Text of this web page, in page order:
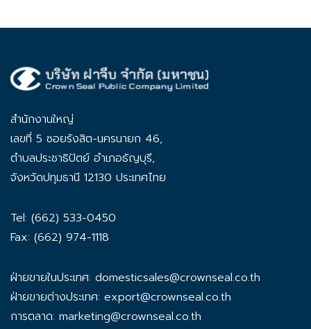
สำนักงานใหญ่
เลขที่ 5 ซอยรังสิต-นครนายก 46,
ตำบลประชาธิปัตย์ อำเภอธัญบุรี,
จังหวัดปทุมธานี 12130 ประเทศไทย
Tel: (662) 533-0450
Fax: (662) 974-1118
ฝ่ายขายในประเทศ: domesticsales@crownseal.co.th
ฝ่ายขายต่างประเทศ: export@crownseal.co.th
การตลาด: marketing@crownseal.co.th